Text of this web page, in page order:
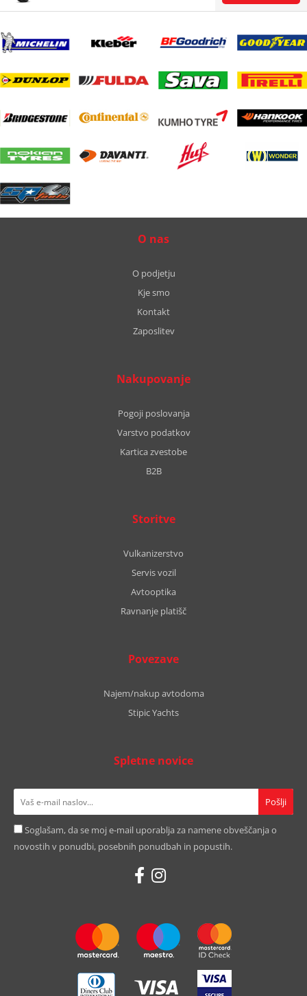
O nas
O podjetju
Kje smo
Kontakt
Zaposlitev
Nakupovanje
Pogoji poslovanja
Varstvo podatkov
Kartica zvestobe
B2B
Storitve
Vulkanizerstvo
Servis vozil
Avtooptika
Ravnanje platišč
Povezave
Najem/nakup avtodoma
Stipic Yachts
Spletne novice
Soglašam, da se moj e-mail uporablja za namene obveščanja o
novostih v ponudbi, posebnih ponudbah in popustih.